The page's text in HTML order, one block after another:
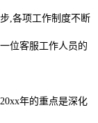
,各项工作制度不断
位客服工作人员的
年的重点是深化